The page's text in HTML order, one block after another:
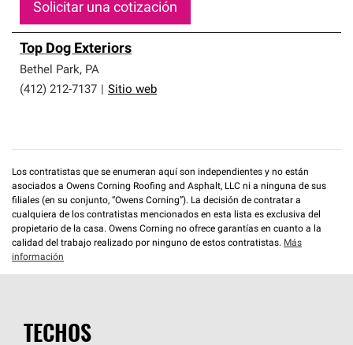
Solicitar una cotización
Top Dog Exteriors
Bethel Park, PA
(412) 212-7137
Sitio web
Los contratistas que se enumeran aquí son independientes y no están
asociados a Owens Corning Roofing and Asphalt, LLC ni a ninguna de sus
filiales (en su conjunto, “Owens Corning”). La decisión de contratar a
cualquiera de los contratistas mencionados en esta lista es exclusiva del
propietario de la casa. Owens Corning no ofrece garantías en cuanto a la
calidad del trabajo realizado por ninguno de estos contratistas. Más
información
TECHOS